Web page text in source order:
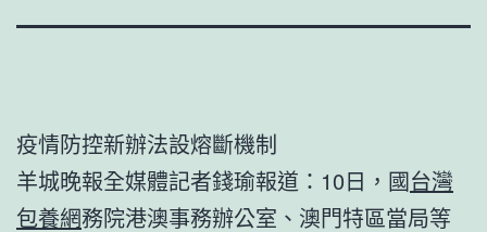
疫情防控新辦法設熔斷機制
羊城晚報全媒體記者錢瑜報道：10日，國台灣
包養網務院港澳事務辦公室、澳門特區當局等